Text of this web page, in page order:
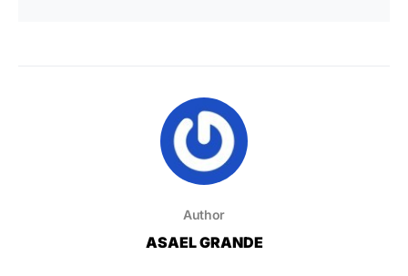
Author
ASAEL GRANDE